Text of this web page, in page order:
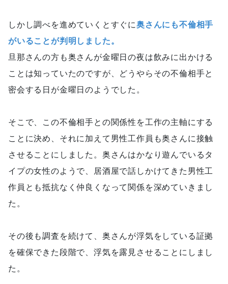
しかし調べを進めていくとすぐに奥さんにも不倫相手
がいることが判明しました。
旦那さんの方も奥さんが金曜日の夜は飲みに出かける
ことは知っていたのですが、どうやらその不倫相手と
密会する日が金曜日のようでした。
そこで、この不倫相手との関係性を工作の主軸にする
ことに決め、それに加えて男性工作員も奥さんに接触
させることにしました。奥さんはかなり遊んでいるタ
イプの女性のようで、居酒屋で話しかけてきた男性工
作員とも抵抗なく仲良くなって関係を深めていきまし
た。
その後も調査を続けて、奥さんが浮気をしている証拠
を確保できた段階で、浮気を露見させることにしまし
た。